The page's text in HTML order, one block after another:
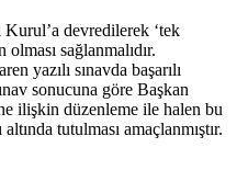
Kurul’a devredilerek ‘tek
olması sağlanmalıdır.
yazılı sınavda başarılı
sonucuna göre Başkan
ilişkin düzenleme ile halen bu
tutulması amaçlanmıştır.